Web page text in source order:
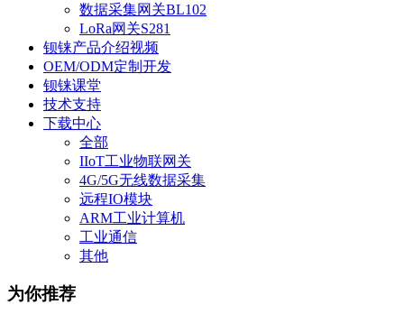
数据采集网关BL102
LoRa网关S281
钡铼产品介绍视频
OEM/ODM定制开发
钡铼课堂
技术支持
下载中心
全部
IIoT工业物联网关
4G/5G无线数据采集
远程IO模块
ARM工业计算机
工业通信
其他
为你推荐